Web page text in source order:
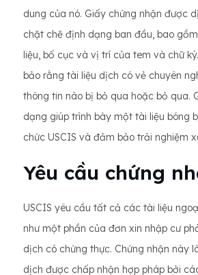
dung của nó. Giấy chứng nhận được
chặt chẽ định dạng ban đầu, bao
liệu, bố cục và vị trí của tem và chữ
bảo rằng tài liệu dịch có vẻ chuyên
thông tin nào bị bỏ qua hoặc bỏ qua.
dạng giúp trình bày một tài liệu bóng
chức USCIS và đảm bảo trải nghiệm
Yêu cầu chứng
USCIS yêu cầu tất cả các tài liệu
như một phần của đơn xin nhập cư
dịch có chứng thực. Chứng nhận này
dịch được chấp nhận hợp pháp bởi